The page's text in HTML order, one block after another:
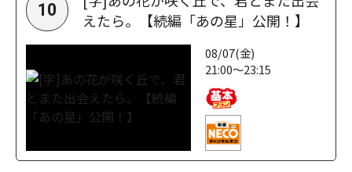
10
えたら。【続編「あの星」公開！】
08/07(金)
21:00～23:15